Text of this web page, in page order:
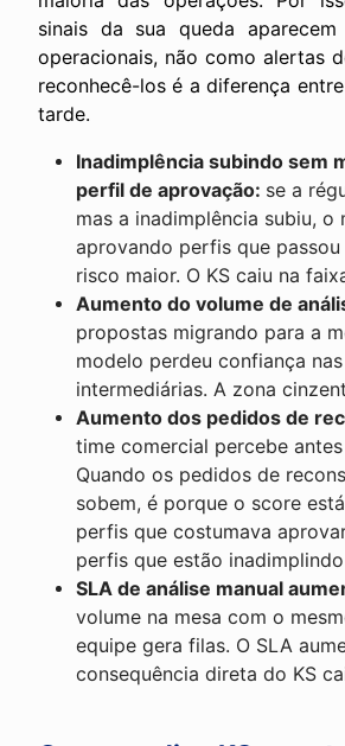
sinais da sua queda
operacionais, não como alertas
reconhecê-los é a diferença
tarde.
Inadimplência subindo sem
perfil de aprovação: se a
mas a inadimplência subiu, o
aprovando perfis que
risco maior. O KS caiu na
Aumento do volume de
propostas migrando para a
modelo perdeu confiança
intermediárias. A zona
Aumento dos pedidos de
time comercial percebe
Quando os pedidos de
sobem, é porque o score
perfis que costumava
perfis que estão
SLA de análise manual
volume na mesa com o
equipe gera filas. O SLA
consequência direta do KS